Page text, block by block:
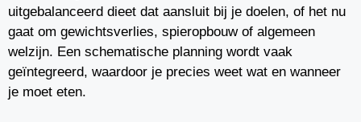
uitgebalanceerd dieet dat aansluit bij je doelen, of het nu
gaat om gewichtsverlies, spieropbouw of algemeen
welzijn. Een schematische planning wordt vaak
geïntegreerd, waardoor je precies weet wat en wanneer
je moet eten.